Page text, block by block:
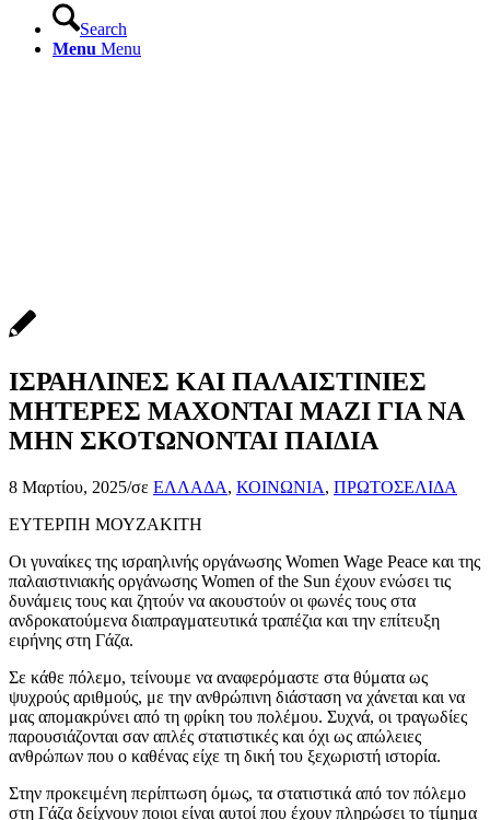
Search
Menu Menu
ΙΣΡΑΗΛΙΝΕΣ ΚΑΙ ΠΑΛΑΙΣΤΙΝΙΕΣ
ΜΗΤΕΡΕΣ ΜΑΧΟΝΤΑΙ ΜΑΖΙ ΓΙΑ ΝΑ
ΜΗΝ ΣΚΟΤΩΝΟΝΤΑΙ ΠΑΙΔΙΑ
8 Μαρτίου, 2025/σε ΕΛΛΑΔΑ, ΚΟΙΝΩΝΙΑ, ΠΡΩΤΟΣΕΛΙΔΑ
ΕΥΤΕΡΠΗ ΜΟΥΖΑΚΙΤΗ
Οι γυναίκες της ισραηλινής οργάνωσης Women Wage Peace και της
παλαιστινιακής οργάνωσης Women of the Sun έχουν ενώσει τις
δυνάμεις τους και ζητούν να ακουστούν οι φωνές τους στα
ανδροκατούμενα διαπραγματευτικά τραπέζια και την επίτευξη
ειρήνης στη Γάζα.
Σε κάθε πόλεμο, τείνουμε να αναφερόμαστε στα θύματα ως
ψυχρούς αριθμούς, με την ανθρώπινη διάσταση να χάνεται και να
μας απομακρύνει από τη φρίκη του πολέμου. Συχνά, οι τραγωδίες
παρουσιάζονται σαν απλές στατιστικές και όχι ως απώλειες
ανθρώπων που ο καθένας είχε τη δική του ξεχωριστή ιστορία.
Στην προκειμένη περίπτωση όμως, τα στατιστικά από τον πόλεμο
στη Γάζα δείχνουν ποιοι είναι αυτοί που έχουν πληρώσει το τίμημα